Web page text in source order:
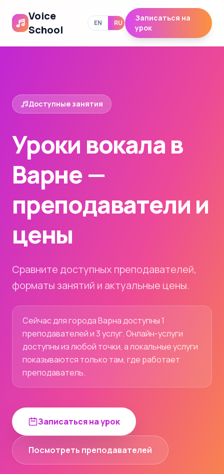
Voice
School
EN RU
Записаться на
урок
Доступные занятия
Уроки вокала в
Варне —
преподаватели и
цены
Сравните доступных преподавателей,
форматы занятий и актуальные цены.
Сейчас для города Варна доступны 1
преподавателей и 3 услуг. Онлайн-услуги
доступны из любой точки, а локальные услуги
показываются только там, где работает
преподаватель.
Записаться на урок
Посмотреть преподавателей